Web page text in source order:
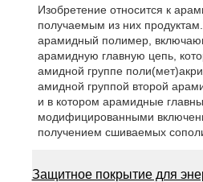
Изобретение относится к
получаемым из них
арамидный полимер,
арамидную главную цепь,
амидной группе
амидной группой второй
и в котором арамидные
модифицированными
получением сшиваемых
Защитное покрытие для